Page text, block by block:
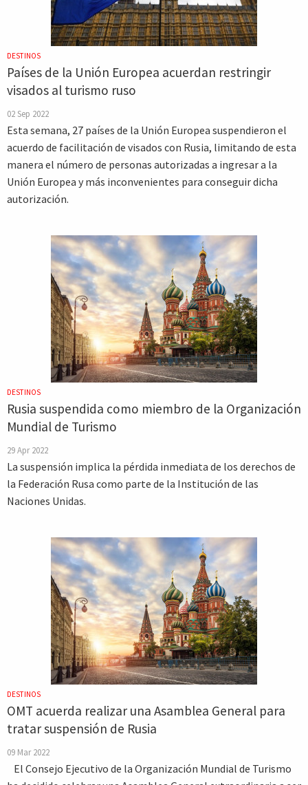
DESTINOS
Países de la Unión Europea acuerdan restringir
visados al turismo ruso
02 Sep 2022
Esta semana, 27 países de la Unión Europea suspendieron el
acuerdo de facilitación de visados con Rusia, limitando de esta
manera el número de personas autorizadas a ingresar a la
Unión Europea y más inconvenientes para conseguir dicha
autorización.
DESTINOS
Rusia suspendida como miembro de la Organización
Mundial de Turismo
29 Apr 2022
La suspensión implica la pérdida inmediata de los derechos de
la Federación Rusa como parte de la Institución de las
Naciones Unidas.
DESTINOS
OMT acuerda realizar una Asamblea General para
tratar suspensión de Rusia
09 Mar 2022
El Consejo Ejecutivo de la Organización Mundial de Turismo